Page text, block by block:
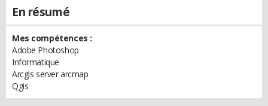
En résumé
Mes compétences :
Adobe Photoshop
Informatique
Arcgis server arcmap
Qgis